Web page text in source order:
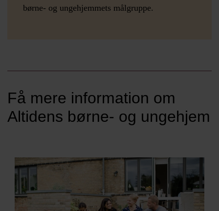
børne- og ungehjemmets målgruppe.
Få mere information om
Altidens børne- og ungehjem